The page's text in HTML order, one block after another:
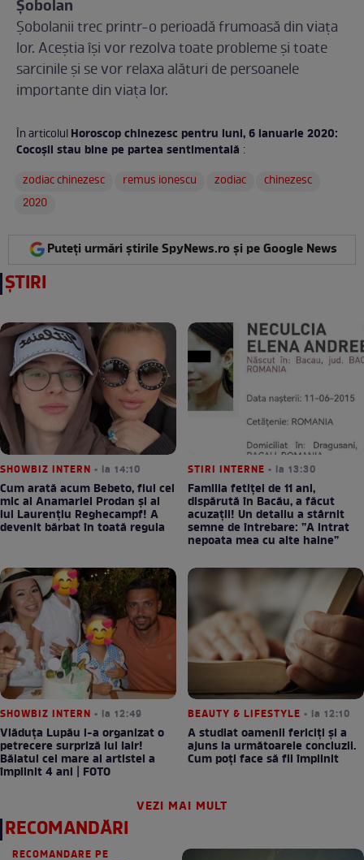
Șobolan
Șobolanii trec printr-o perioadă frumoasă din viața
lor. Aceștia își vor rezolva toate probleme și toate
sarcinile și se vor relaxa alături de persoanele
importante din viața lor.
În articolulHoroscop chinezesc pentru luni, 6 ianuarie 2020:
Cocoșii stau bine pe partea sentimentală :
zodiac chinezesc
remus ionescu zodiac
chinezesc
2020
Puteți urmări știrile SpyNews.ro și pe Google News
ȘTIRI
SHOWBIZ INTERN • la 14:10
Cum arată acum Bebeto, fiul cel
mic al Anamariei Prodan și al
lui Laurențiu Reghecampf! A
devenit bărbat în toată regula
STIRI INTERNE • la 13:30
Familia fetiței de 11 ani,
dispărută în Bacău, a făcut
acuzații! Un detaliu a stârnit
semne de întrebare: ”A intrat
nepoata mea cu alte haine”
SHOWBIZ INTERN • la 12:49
Vlăduța Lupău i-a organizat o
petrecere surpriză lui Iair!
Băiatul cel mare al artistei a
împlinit 4 ani | FOTO
BEAUTY & LIFESTYLE • la 12:10
A studiat oamenii fericiți și a
ajuns la următoarele concluzii.
Cum poți face să fii împlinit
VEZI MAI MULT
RECOMANDĂRI
RECOMANDARE PE